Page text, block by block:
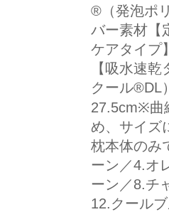
®（発泡ポ
バー素材【
ケアタイプ
【吸水速
クール®DL
27.5cm※曲
め、サイズ
枕本体のみ
ーン／4.オ
ーン／8.チ
12.クール